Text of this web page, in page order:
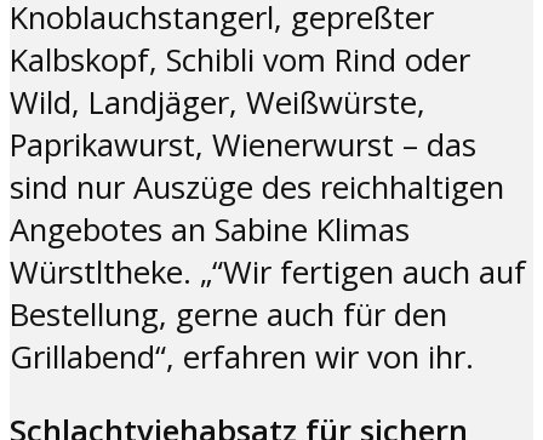
Knoblauchstangerl, gepreßter
Kalbskopf, Schibli vom Rind oder
Wild, Landjäger, Weißwürste,
Paprikawurst, Wienerwurst – das
sind nur Auszüge des reichhaltigen
Angebotes an Sabine Klimas
Würstltheke. „“Wir fertigen auch auf
Bestellung, gerne auch für den
Grillabend“, erfahren wir von ihr.
Schlachtviehabsatz für sichern